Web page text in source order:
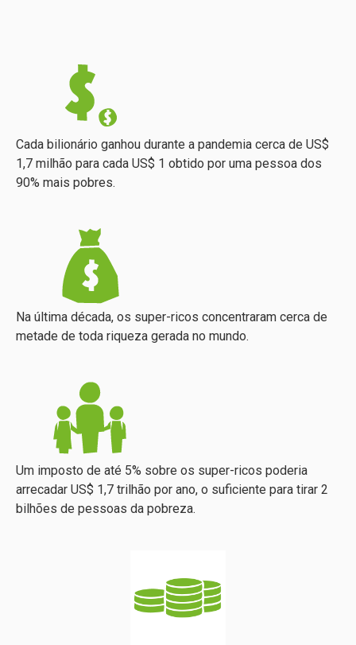
Cada bilionário ganhou durante a pandemia cerca de US$
1,7 milhão para cada US$ 1 obtido por uma pessoa dos
90% mais pobres.
Na última década, os super-ricos concentraram cerca de
metade de toda riqueza gerada no mundo.
Um imposto de até 5% sobre os super-ricos poderia
arrecadar US$ 1,7 trilhão por ano, o suficiente para tirar 2
bilhões de pessoas da pobreza.